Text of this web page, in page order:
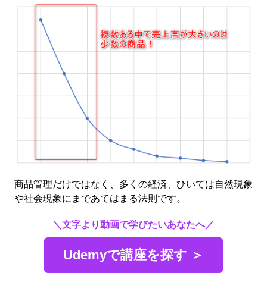
商品管理だけではなく、多くの経済、ひいては自然現象
や社会現象にまであてはまる法則です。
＼文字より動画で学びたいあなたへ／
Udemyで講座を探す ＞